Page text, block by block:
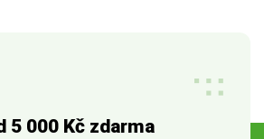
5 000 Kč zdarma